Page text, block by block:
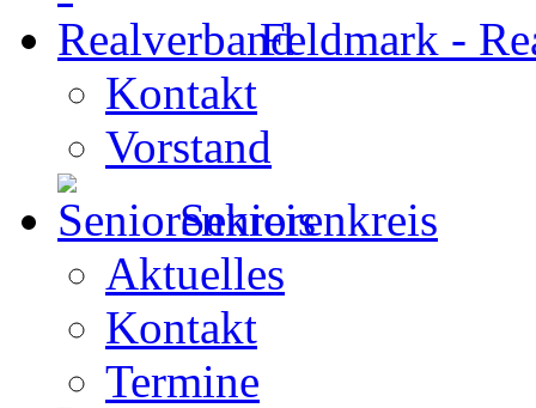
Feldmark -
Kontakt
Vorstand
Seniorenkreis
Aktuelles
Kontakt
Termine